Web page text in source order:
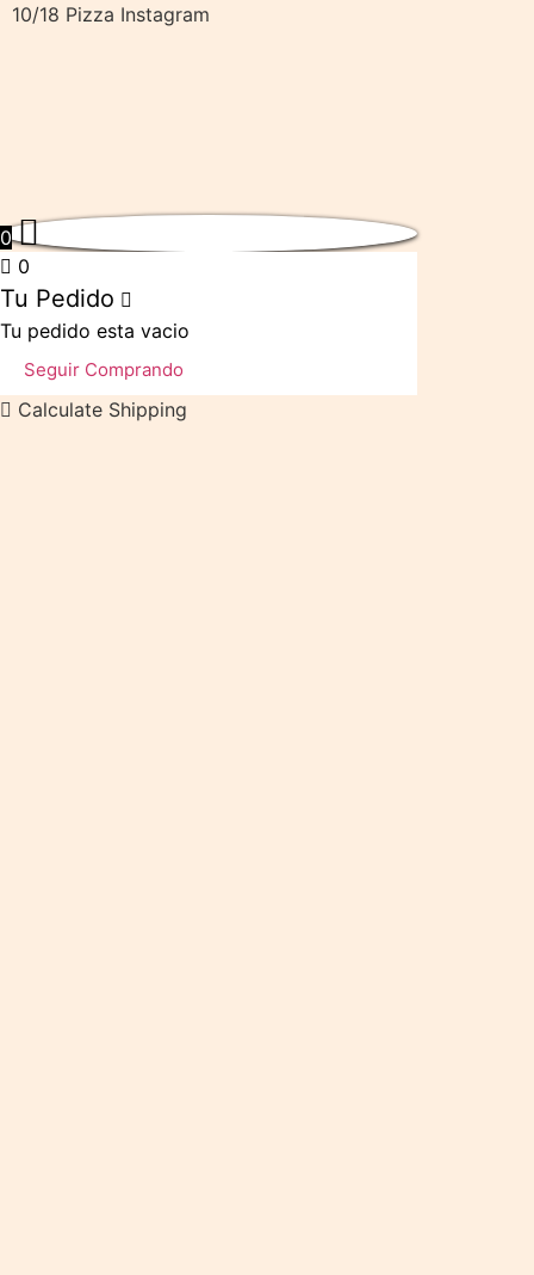
10/18 Pizza Instagram
0
0
Tu Pedido
Tu pedido esta vacio
Seguir Comprando
Calculate Shipping